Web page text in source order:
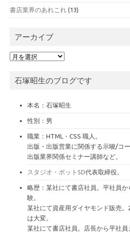
書店業界のあれこれ (13)
アーカイブ
ア
イ石塚昭生のブログです
本名：石塚昭生
性別：男
職業：HTML・CSS 職人。
出版・出版営業に関係する示唆/コー
出版業界関係セミナー講師など。
スタジオ・ポットSD代表取締役。
略歴：某社にて書店社員。平社員
験。
某社にて資産用ダイヤモンド販売
は大変。
某社にて書店社員。店長から平社員